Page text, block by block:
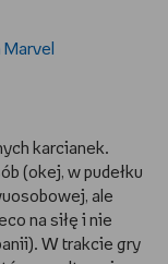
karcianek.
(okej, w pudełku
ale
na siłę i nie
W trakcie gry